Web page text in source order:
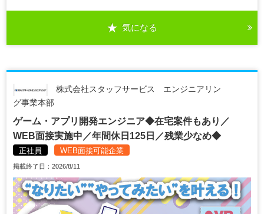
気になる
株式会社スタッフサービス エンジニアリン
グ事業本部
ゲーム・アプリ開発エンジニア◆在宅案件もあり／
WEB面接実施中／年間休日125日／残業少なめ◆
正社員 WEB面接可能企業
掲載終了日：2026/8/11